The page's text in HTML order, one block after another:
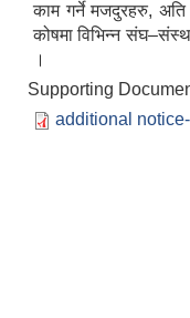
काम गर्ने मजदुरहरु,
कोषमा विभिन्न
।
Supporting
additional